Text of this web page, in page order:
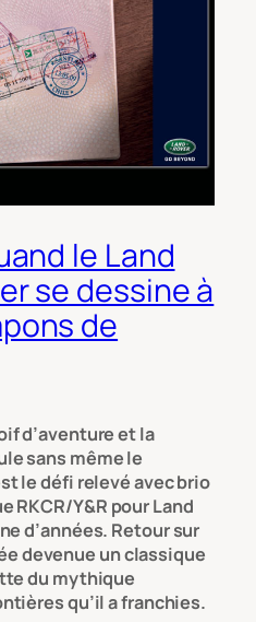
le Land
se dessine à
de
d’aventure et la
sans même le
le défi relevé avec brio
RKCR/Y&R pour Land
d’années. Retour sur
devenue un classique
du mythique
qu’il a franchies.